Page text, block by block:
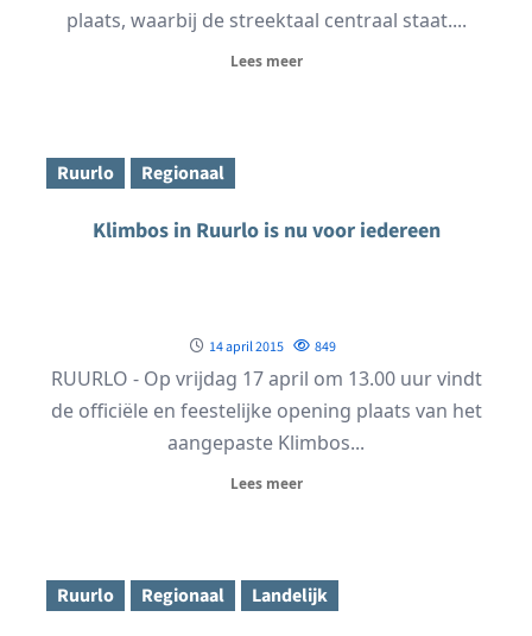
plaats, waarbij de streektaal centraal staat....
Lees meer
Ruurlo Regionaal
Klimbos in Ruurlo is nu voor iedereen
14 april 2015 849
RUURLO - Op vrijdag 17 april om 13.00 uur vindt
de officiële en feestelijke opening plaats van het
aangepaste Klimbos...
Lees meer
Ruurlo Regionaal Landelijk